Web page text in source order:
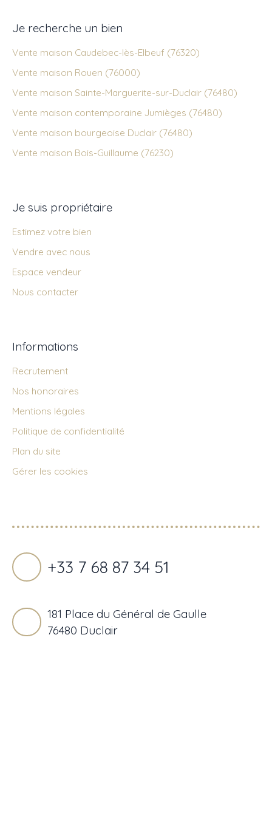
Je recherche un bien
Vente maison Caudebec-lès-Elbeuf (76320)
Vente maison Rouen (76000)
Vente maison Sainte-Marguerite-sur-Duclair (76480)
Vente maison contemporaine Jumièges (76480)
Vente maison bourgeoise Duclair (76480)
Vente maison Bois-Guillaume (76230)
Je suis propriétaire
Estimez votre bien
Vendre avec nous
Espace vendeur
Nous contacter
Informations
Recrutement
Nos honoraires
Mentions légales
Politique de confidentialité
Plan du site
Gérer les cookies
+33 7 68 87 34 51
181 Place du Général de Gaulle
76480 Duclair